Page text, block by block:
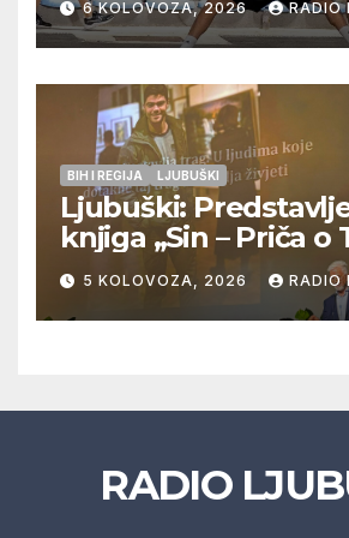
Veljaci i Cerno/
doigravanju,
natjecanje
6 KOLOVOZA, 2026 RADIO
BIH I REGIJA LJUBUŠKI
Ljubuški:
knjiga „Sin – Priča o
dr. sc. Zdenka
5 KOLOVOZA, 2026 RADIO
RADIO